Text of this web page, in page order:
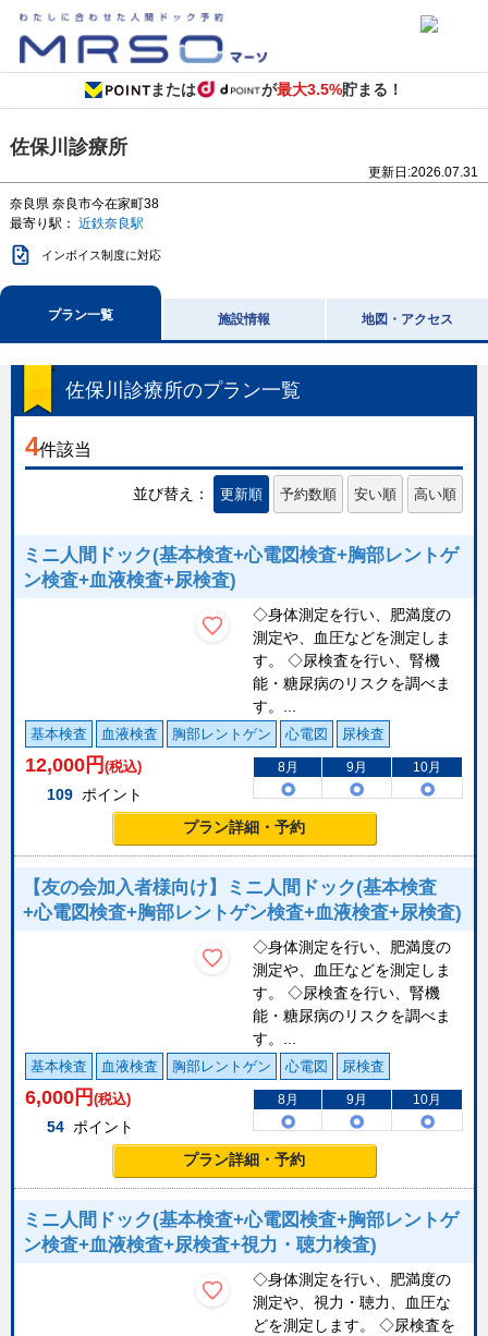
または が最大3.5%貯まる！
佐保川診療所
更新日:2026.07.31
奈良県 奈良市今在家町38
最寄り駅： 近鉄奈良駅
インボイス制度に対応
プラン一覧 施設情報 地図・アクセス
佐保川診療所のプラン一覧
4件該当
並び替え： 更新順 予約数順 安い順 高い順
ミニ人間ドック(基本検査+心電図検査+胸部レントゲ
ン検査+血液検査+尿検査)
◇身体測定を行い、肥満度の
測定や、血圧などを測定しま
す。 ◇尿検査を行い、腎機
能・糖尿病のリスクを調べま
す。...
基本検査 血液検査 胸部レントゲン 心電図 尿検査
12,000 円 (税込)
109 ポイント
8月 9月 10月
プラン詳細・予約
【友の会加入者様向け】ミニ人間ドック(基本検査
+心電図検査+胸部レントゲン検査+血液検査+尿検査)
◇身体測定を行い、肥満度の
測定や、血圧などを測定しま
す。 ◇尿検査を行い、腎機
能・糖尿病のリスクを調べま
す。...
基本検査 血液検査 胸部レントゲン 心電図 尿検査
6,000 円 (税込)
54 ポイント
8月 9月 10月
プラン詳細・予約
ミニ人間ドック(基本検査+心電図検査+胸部レントゲ
ン検査+血液検査+尿検査+視力・聴力検査)
◇身体測定を行い、肥満度の
測定や、視力・聴力、血圧な
どを測定します。 ◇尿検査を